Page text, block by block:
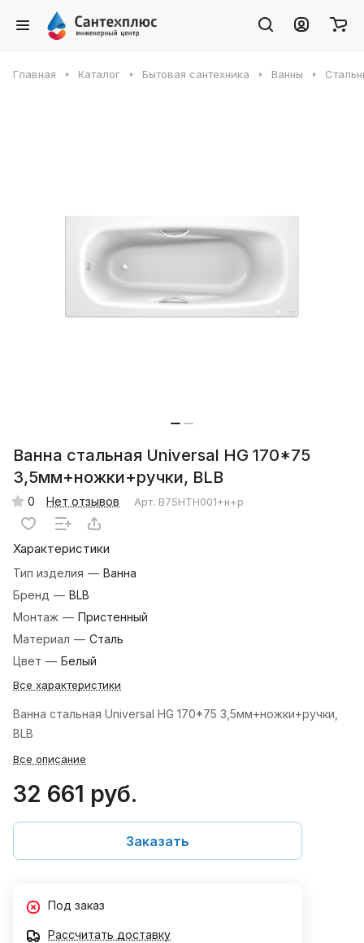
Главная Каталог Бытовая сантехника Ванны
Ванна стальная Universal HG 170*75
3,5мм+ножки+ручки, BLB
0 Нет отзывов Арт. B75HTH001+н+р
Характеристики
Тип изделия — Ванна
Бренд — BLB
Монтаж — Пристенный
Материал — Сталь
Цвет — Белый
Все характеристики
Ванна стальная Universal HG 170*75 3,5мм+ножки+ручки,
BLB
Все описание
32 661 руб.
Заказать
Под заказ
Рассчитать доставку